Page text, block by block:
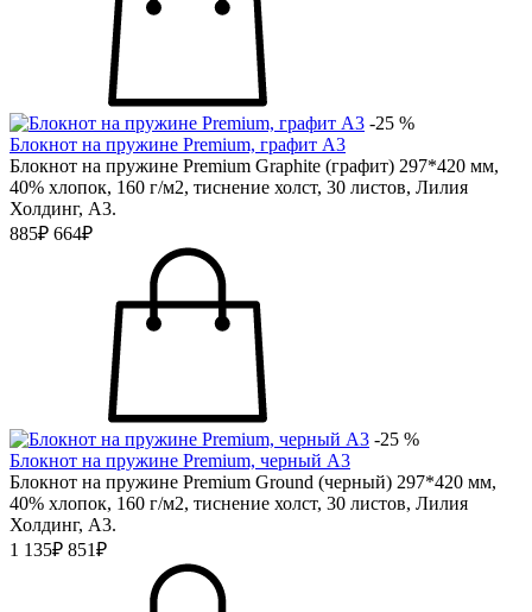
-25 %
Блокнот на пружине Premium, графит А3
Блокнот на пружине Premium Graphitе (графит) 297*420 мм,
40% хлопок, 160 г/м2, тиснение холст, 30 листов, Лилия
Холдинг, А3.
885₽ 664₽
-25 %
Блокнот на пружине Premium, черный А3
Блокнот на пружине Premium Grоund (черный) 297*420 мм,
40% хлопок, 160 г/м2, тиснение холст, 30 листов, Лилия
Холдинг, А3.
1 135₽ 851₽